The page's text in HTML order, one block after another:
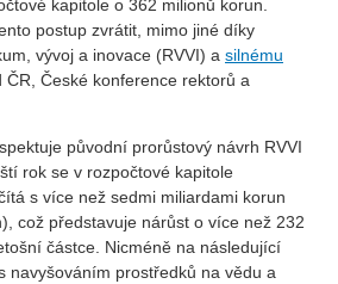
kapitole o 362 milionů korun.
postup zvrátit, mimo jiné díky
vývoj a inovace (RVVI) a silnému
ČR, České konference rektorů a
původní prorůstový návrh RVVI
rok se v rozpočtové kapitole
s více než sedmi miliardami korun
což představuje nárůst o více než 232
částce. Nicméně na následující
navyšováním prostředků na vědu a